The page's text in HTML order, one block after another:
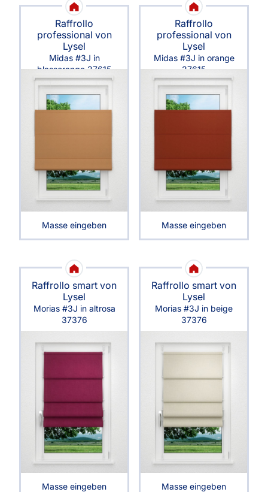
Raffrollo
professional von
Lysel
Midas #3J in
blassorange 37615
Masse eingeben
Raffrollo
professional von
Lysel
Midas #3J in orange
37615
Masse eingeben
Raffrollo smart von
Lysel
Morias #3J in altrosa
37376
Masse eingeben
Raffrollo smart von
Lysel
Morias #3J in beige
37376
Masse eingeben